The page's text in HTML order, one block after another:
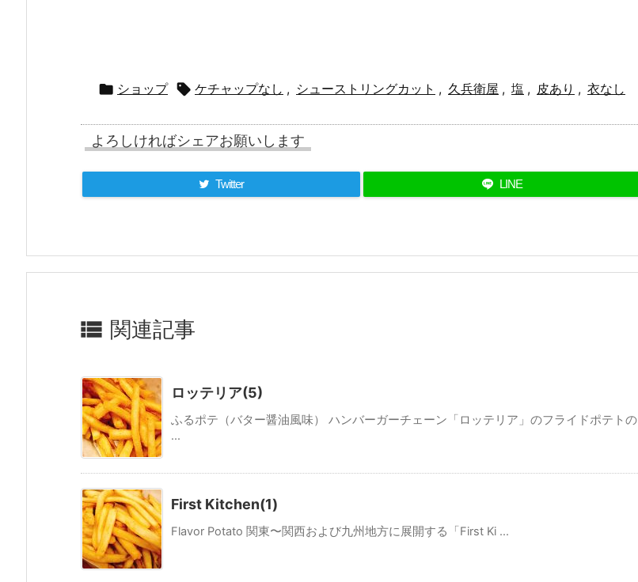
 ショップ  ケチャップなし , シューストリングカット , 久兵衛屋 , 塩 , 皮あり , 衣なし
よろしければシェアお願いします
Twitter LINE
 関連記事
ロッテリア(5)
ふるポテ（バター醤油風味） ハンバーガーチェーン「ロッテリア」のフライドポテトの
...
First Kitchen(1)
Flavor Potato 関東〜関西および九州地方に展開する「First Ki ...